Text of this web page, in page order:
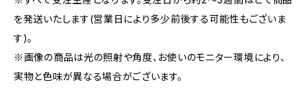
を発送いたします(営業日により多少前後する可能性もございま
す)。
※画像の商品は光の照射や角度、お使いのモニター環境により、
実物と色味が異なる場合がございます。